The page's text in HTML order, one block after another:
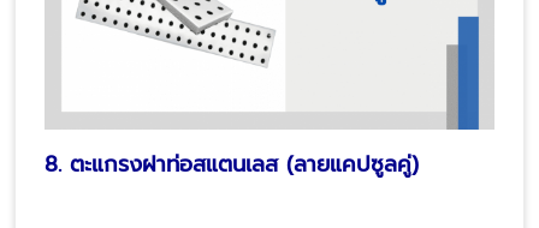
8. ตะแกรงฝาท่อสแตนเลส (ลายแคปซูลคู่)